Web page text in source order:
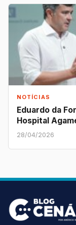
NOTÍCIAS
Eduardo da
Hospital
28/04/2026